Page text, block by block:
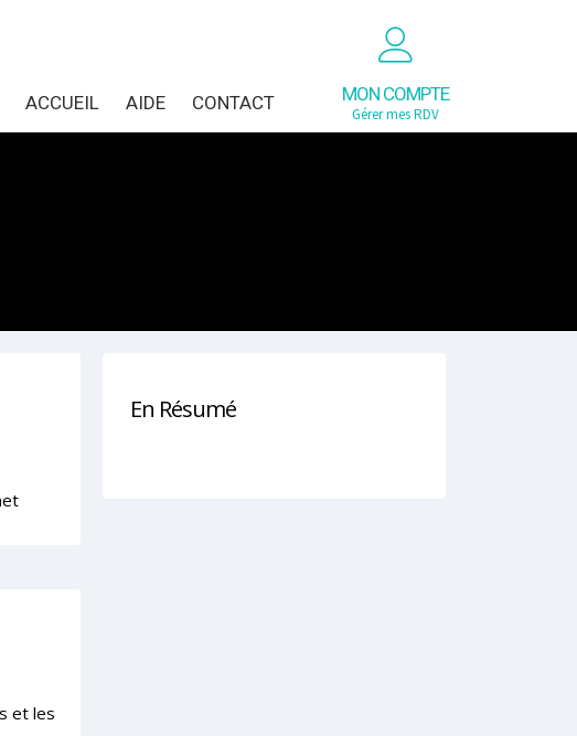
MON COMPTE
Gérer mes RDV
ACCUEIL AIDE CONTACT
En Résumé
et les